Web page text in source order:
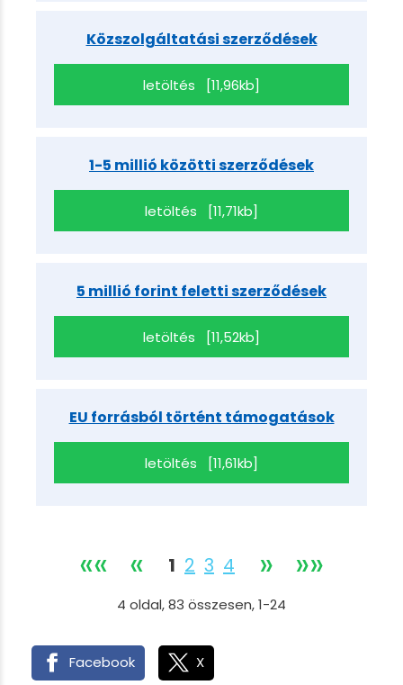
Közszolgáltatási szerződések
letöltés [11,96kb]
1-5 millió közötti szerződések
letöltés [11,71kb]
5 millió forint feletti szerződések
letöltés [11,52kb]
EU forrásból történt támogatások
letöltés [11,61kb]
«« « 1 2 3 4 » »»
4 oldal,83 összesen,1-24
Facebook X